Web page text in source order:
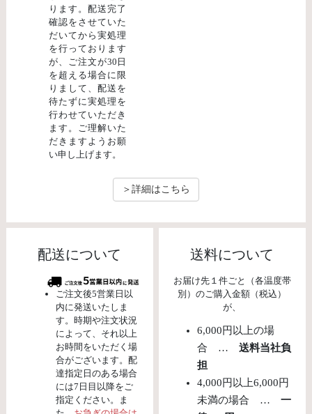
ります。配送完了
確認をさせていた
だいてから実処理
を行っております
が、ご注文が30日
を超える場合に限
りまして、配送を
待たずに実処理を
行わせていただき
ます。ご理解いた
だきますようお願
い申し上げます。
＞詳細はこちら
配送について
ご注文後5営業日以
内に発送いたしま
す。時期や注文状況
によって、それ以上
お時間をいただく場
合がございます。配
達指定日のある場合
には7日目以降をご
指定ください。ま
送料について
お届け先１件ごと（各温度帯
別）のご購入金額（税込）
が、
6,000円以上の場
合 …送料当社負
担
4,000円以上6,000円
未満の場合 …一